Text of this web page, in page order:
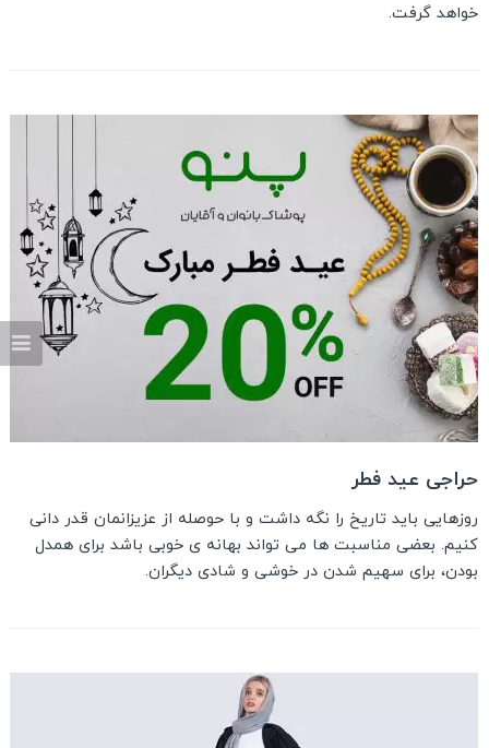
خواهد گرفت.
حراجی عید فطر
روزهایی باید تاریخ را نگه داشت و با حوصله از عزیزانمان قدر دانی
کنیم. بعضی مناسبت ها می تواند بهانه ی خوبی باشد برای همدل
بودن، برای سهیم شدن در خوشی و شادی دیگران.